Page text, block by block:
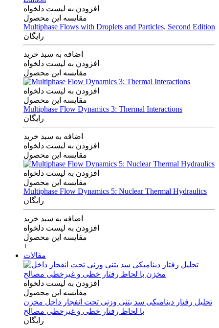
افزودن به لیست دلخواه
مقایسه این محصول
Multiphase Flows with Droplets and Particles, Second Edition
رایگان
اضافه به سبد خرید
افزودن به لیست دلخواه
مقایسه این محصول
افزودن به لیست دلخواه
مقایسه این محصول
Multiphase Flow Dynamics 3: Thermal Interactions
رایگان
اضافه به سبد خرید
افزودن به لیست دلخواه
مقایسه این محصول
افزودن به لیست دلخواه
مقایسه این محصول
Multiphase Flow Dynamics 5: Nuclear Thermal Hydraulics
رایگان
اضافه به سبد خرید
افزودن به لیست دلخواه
مقایسه این محصول
+
مقالات
افزودن به لیست دلخواه
مقایسه این محصول
تحلیل رفتار دینامیکی سد بتنی وزنی تحت انفجار داخل مخزن
با لحاظ رفتار خطی و غیرخطی مصالح
رایگان